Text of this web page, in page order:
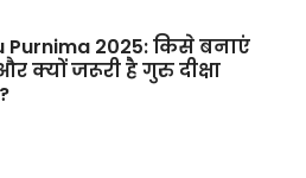
Purnima 2025: किसे बनाएं
क्यों जरूरी है गुरु दीक्षा